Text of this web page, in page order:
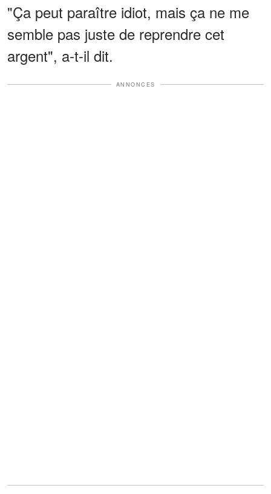
"Ça peut paraître idiot, mais ça ne me
semble pas juste de reprendre cet
argent", a-t-il dit.
ANNONCES